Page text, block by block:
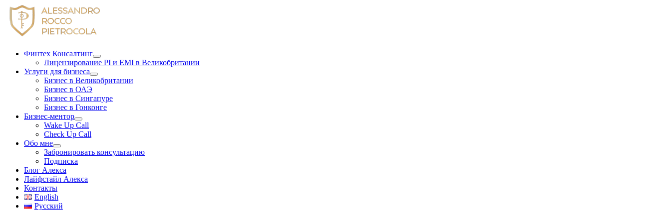
Skip
content
Финтех Консалтинг
Лицензирование PI и EMI в Великобритании
Услуги для бизнеса
Бизнес в Великобритании
Бизнес в ОАЭ
Бизнес в Сингапуре
Бизнес в Гонконге
Бизнес-ментор
Wake Up Call
Check Up Call
Обо мне
Забронировать консультацию
Подписка
Блог Алекса
Лайфстайл Алекса
Контакты
English
Русский